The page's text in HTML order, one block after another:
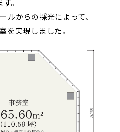
す。
ルからの採光によって、
を実現しました。